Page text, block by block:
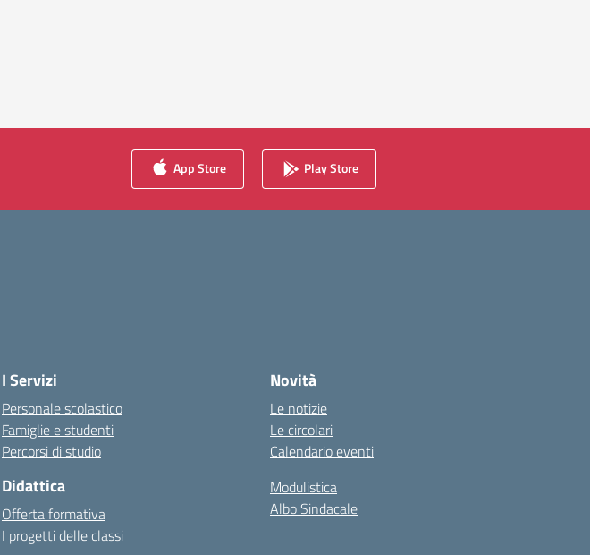
App Store Play Store
I Servizi
Personale scolastico
Famiglie e studenti
Percorsi di studio
Didattica
Offerta formativa
I progetti delle classi
Novità
Le notizie
Le circolari
Calendario eventi
Modulistica
Albo Sindacale